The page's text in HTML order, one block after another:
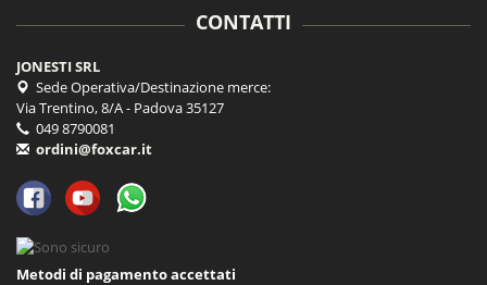
CONTATTI
JONESTI SRL
Sede Operativa/Destinazione merce:
Via Trentino, 8/A - Padova 35127
049 8790081
ordini@foxcar.it
Metodi di pagamento accettati